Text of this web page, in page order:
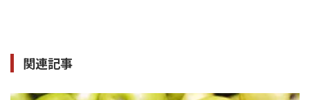
k
関連記事